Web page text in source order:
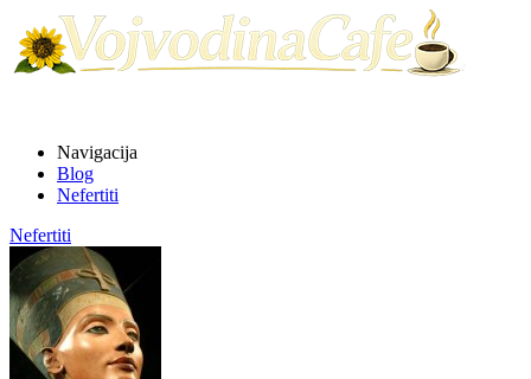
Navigacija
Blog
Nefertiti
Nefertiti